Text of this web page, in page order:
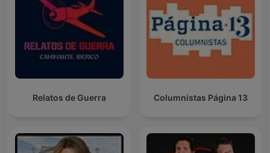
Relatos de Guerra Columnistas Página 13